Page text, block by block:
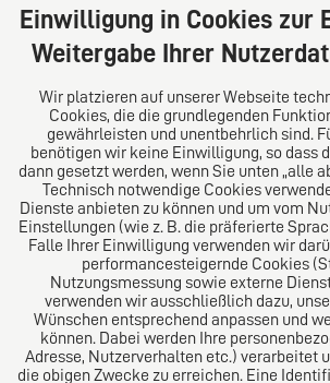
verwurzelte Kanzlei aus
Steuerberatern und Wirtschaftsprüfern.
Kunden profitieren von einer
Beratung in rechtlicher, steuerrechtlich
bilanzieller Hinsicht und unserem
How in der Vertragsgestaltung, der
Gericht als auch bei der Erstellung von
Jahresabschüssen. Fachlich halten
Mitarbeiter stets auf dem neusten
Expertisen bestehen durch eine
Berufsträger sowie Rechtsanwälten
Fachanwaltschaften.
Einwilligung in Cookies zur
Weitergabe Ihrer
Wir platzieren auf unserer Webseite
Cookies, die die grundlegenden
gewährleisten und unentbehrlich sind.
benötigen wir keine Einwilligung, so dass
dann gesetzt werden, wenn Sie unten „alle
Technisch notwendige Cookies
Dienste anbieten zu können und um vom
Einstellungen (wie z. B. die präferierte
Falle Ihrer Einwilligung verwenden wir
performancesteigernde Cookies
Nutzungsmessung sowie externe
verwenden wir ausschließlich dazu,
Wünschen entsprechend anpassen und
können. Dabei werden Ihre
Adresse, Nutzerverhalten etc.) verarbeitet
die obigen Zwecke zu erreichen. Eine